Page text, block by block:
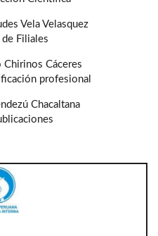
Vela Velasquez
Filiales
Chirinos Cáceres
profesional
Chacaltana